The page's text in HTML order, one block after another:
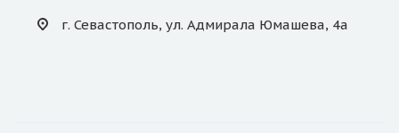
г. Севастополь, ул. Адмирала Юмашева, 4а